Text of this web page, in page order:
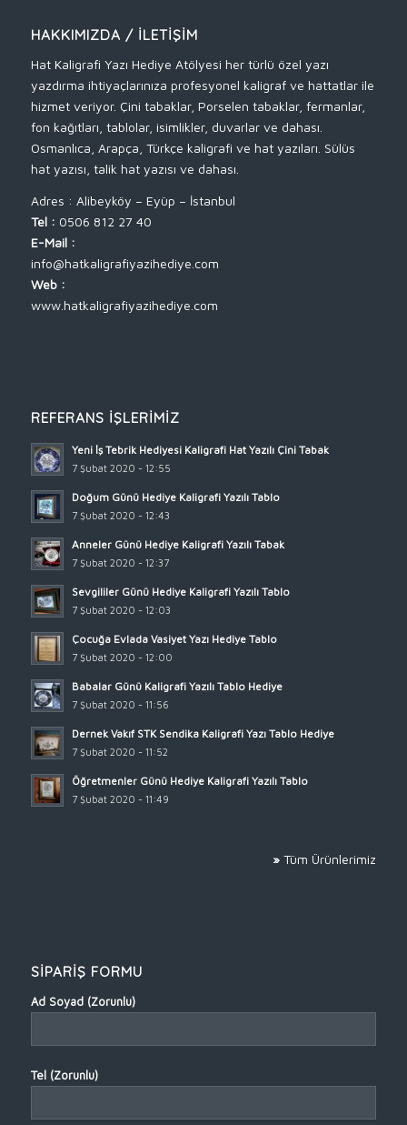
HAKKIMIZDA / İLETIŞIM
Hat Kaligrafi Yazı Hediye Atölyesi her türlü özel yazı
yazdırma ihtiyaçlarınıza profesyonel kaligraf ve hattatlar ile
hizmet veriyor. Çini tabaklar, Porselen tabaklar, fermanlar,
fon kağıtları, tablolar, isimlikler, duvarlar ve dahası.
Osmanlıca, Arapça, Türkçe kaligrafi ve hat yazıları. Sülüs
hat yazısı, talik hat yazısı ve dahası.
Adres : Alibeyköy – Eyüp – İstanbul
Tel : 0506 812 27 40
E-Mail :
info@hatkaligrafiyazihediye.com
Web :
www.hatkaligrafiyazihediye.com
REFERANS İŞLERIMIZ
Yeni İş Tebrik Hediyesi Kaligrafi Hat Yazılı Çini Tabak
7 Şubat 2020 - 12:55
Doğum Günü Hediye Kaligrafi Yazılı Tablo
7 Şubat 2020 - 12:43
Anneler Günü Hediye Kaligrafi Yazılı Tabak
7 Şubat 2020 - 12:37
Sevgililer Günü Hediye Kaligrafi Yazılı Tablo
7 Şubat 2020 - 12:03
Çocuğa Evlada Vasiyet Yazı Hediye Tablo
7 Şubat 2020 - 12:00
Babalar Günü Kaligrafi Yazılı Tablo Hediye
7 Şubat 2020 - 11:56
Dernek Vakıf STK Sendika Kaligrafi Yazı Tablo Hediye
7 Şubat 2020 - 11:52
Öğretmenler Günü Hediye Kaligrafi Yazılı Tablo
7 Şubat 2020 - 11:49
» Tüm Ürünlerimiz
SİPARİŞ FORMU
Ad Soyad (Zorunlu)
Tel (Zorunlu)